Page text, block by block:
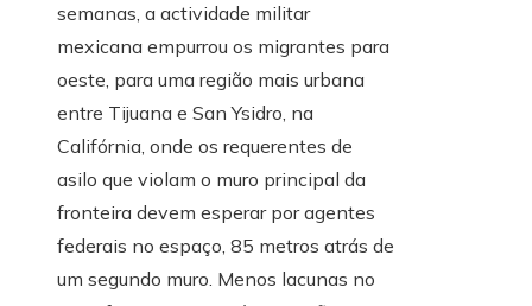
semanas, a actividade militar
mexicana empurrou os migrantes para
oeste, para uma região mais urbana
entre Tijuana e San Ysidro, na
Califórnia, onde os requerentes de
asilo que violam o muro principal da
fronteira devem esperar por agentes
federais no espaço, 85 metros atrás de
um segundo muro. Menos lacunas no